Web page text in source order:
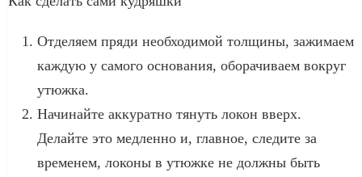
Отделяем пряди необходимой толщины, зажимаем
каждую у самого основания, оборачиваем вокруг
утюжка.
Начинайте аккуратно тянуть локон вверх.
Делайте это медленно и, главное, следите за
временем, локоны в утюжке не должны быть